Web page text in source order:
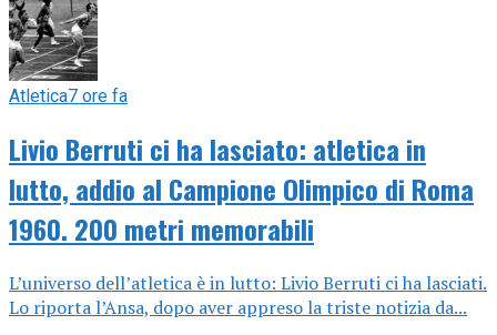
Atletica7 ore fa
Livio Berruti ci ha lasciato: atletica in
lutto, addio al Campione Olimpico di Roma
1960. 200 metri memorabili
L’universo dell’atletica è in lutto: Livio Berruti ci ha lasciati.
Lo riporta l’Ansa, dopo aver appreso la triste notizia da...